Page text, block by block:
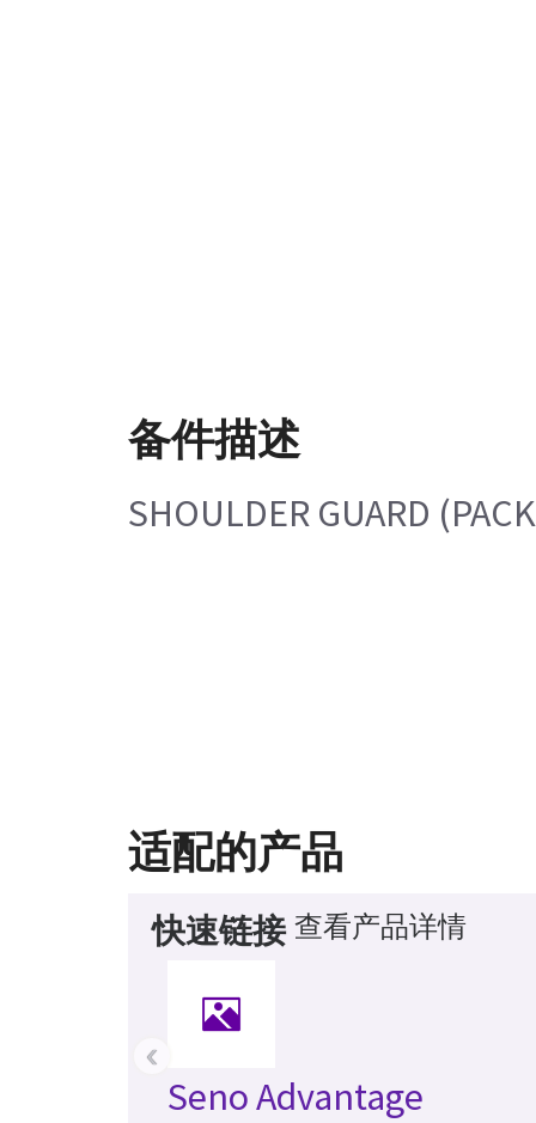
备件描述
SHOULDER GUARD
适配的产品
快速链接 查看产品详情
Seno Advantage
‹